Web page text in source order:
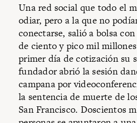
Una red social que todo el
odiar, pero a la que no
conectarse, salió a bolsa
de ciento y pico mil
primer día de cotización su
fundador abrió la sesión
campana por
la sentencia de muerte de
San Francisco. Doscientos